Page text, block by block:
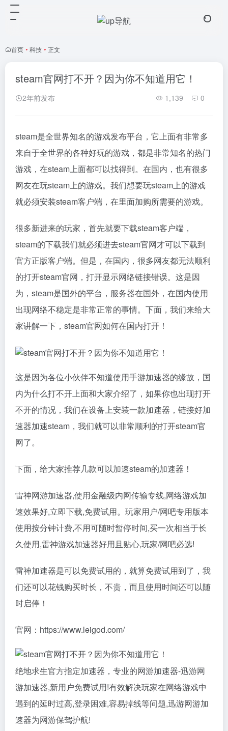
首页 • 科技 • 正文
steam官网打不开？因为你不知道用它！
2年前发布 1,139 0
steam是全世界知名的游戏发布平台，它上面有非常多
来自于全世界的各种好玩的游戏，都是非常知名的热门
游戏，在steam上面都可以找得到。在国内，也有很多
网友在玩steam上的游戏。我们想要玩steam上的游戏
就必须安装steam客户端，在里面加购所需要的游戏。
很多新进来的玩家，首先就要下载steam客户端，
steam的下载我们就必须进去steam官网才可以下载到
官方正版客户端。但是，在国内，很多网友都无法顺利
的打开steam官网，打开显示网络链接错误。这是因
为，steam是国外的平台，服务器在国外，在国内使用
出现网络不稳定是非常正常的事情。下面，我们来给大
家讲解一下，steam官网如何在国内打开！
这是因为各位小伙伴不知道使用手游加速器的缘故，国
内为什么打不开上面和大家介绍了，如果你也出现打开
不开的情况，我们在设备上安装一款加速器，链接好加
速器加速steam，我们就可以非常顺利的打开steam官
网了。
下面，给大家推荐几款可以加速steam的加速器！
雷神网游加速器,使用金融级内网传输专线,网络游戏加
速效果好,立即下载,免费试用。玩家用户/网吧专用版本
使用按分钟计费,不用可随时暂停时间,买一次相当于长
久使用,雷神游戏加速器好用且贴心,玩家/网吧必选!
雷神加速器是可以免费试用的，就算免费试用到了，我
们还可以花钱购买时长，不贵，而且使用时间还可以随
时启停！
官网：https://www.leigod.com/
绝地求生官方指定加速器，专业的网游加速器-迅游网
游加速器,新用户免费试用!有效解决玩家在网络游戏中
遇到的延时过高,登录困难,容易掉线等问题,迅游网游加
速器为网游保驾护航!